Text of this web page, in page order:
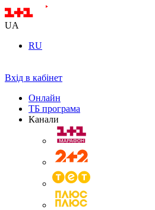
UA
RU
Вхід в кабінет
Онлайн
ТБ програма
Канали